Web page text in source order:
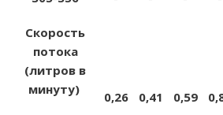
Скорость
потока
(литров в
минуту)
0,26 0,41 0,59